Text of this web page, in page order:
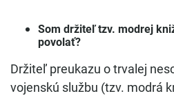
Som držiteľ tzv. modrej
povolať?
Držiteľ preukazu o trvalej
vojenskú službu (tzv. modrá